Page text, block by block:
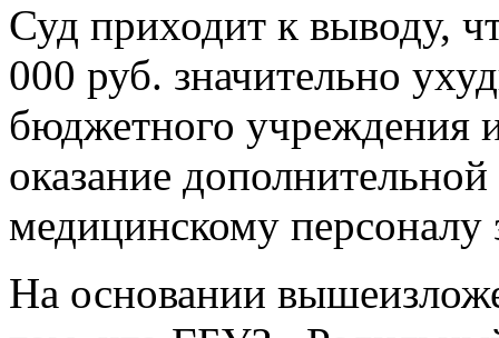
Суд приходит к выводу,
000 руб. значительно
бюджетного учреждения
оказание
медицинскому персоналу
На основании